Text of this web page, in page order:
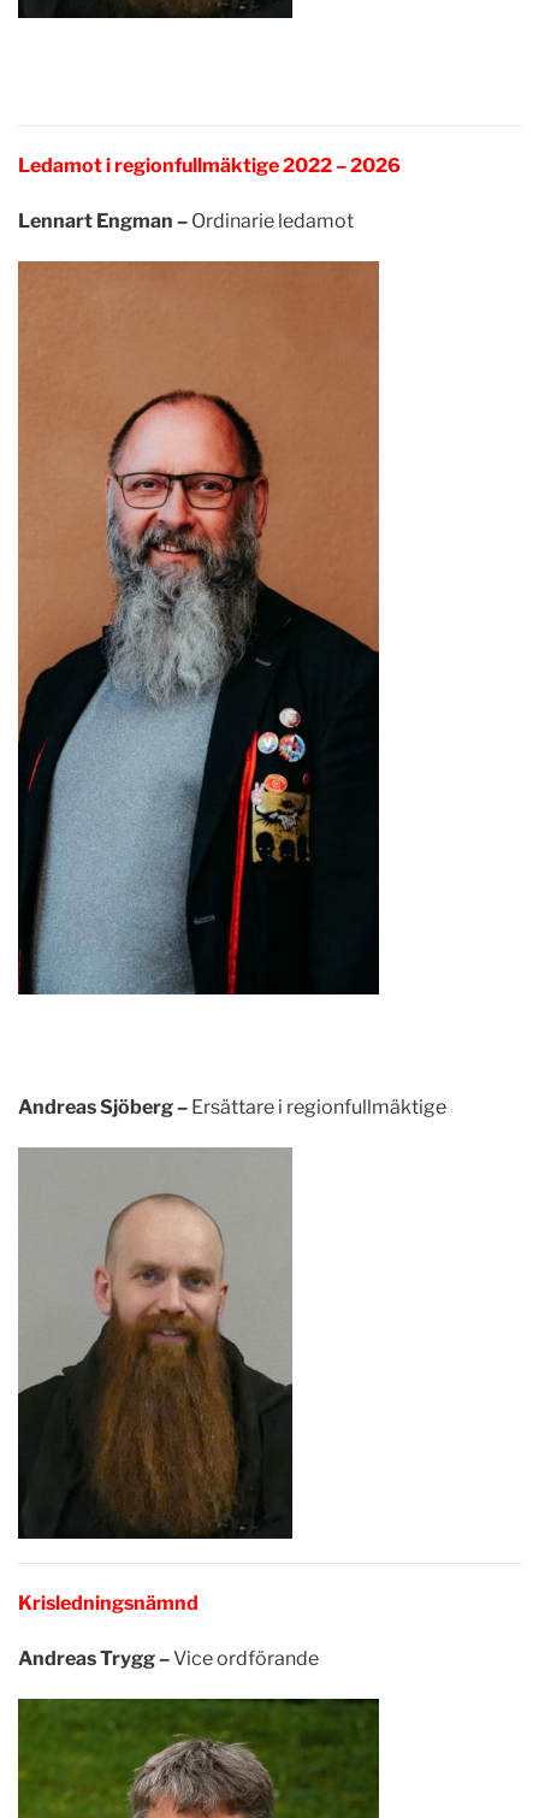
Ledamot i regionfullmäktige 2022 – 2026
Lennart Engman – Ordinarie ledamot
Andreas Sjöberg – Ersättare i regionfullmäktige
Krisledningsnämnd
Andreas Trygg –Vice ordförande